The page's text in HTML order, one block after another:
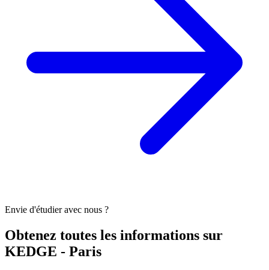
Envie d'étudier avec nous ?
Obtenez toutes les informations sur
KEDGE - Paris